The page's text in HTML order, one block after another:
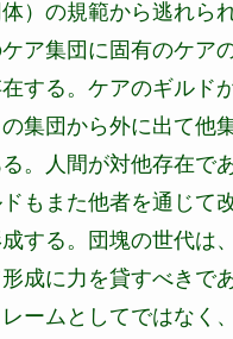
）の規範から逃れられ
ア集団に固有のケア
する。ケアのギルド
集団から外に出て他
。人間が対他存在で
もまた他者を通じて
する。団塊の世代は
成に力を貸すべきであ
ームとしてではなく